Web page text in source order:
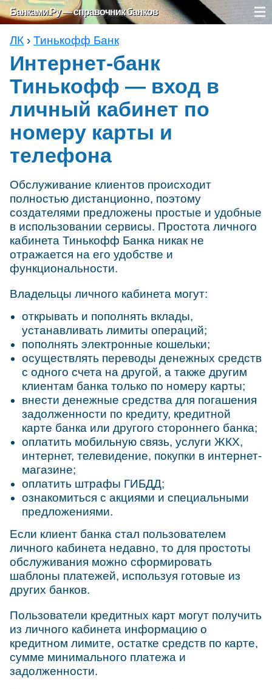
Банками.Ру — справочник банков
ЛК › Тинькофф Банк
Интернет-банк
Тинькофф — вход в
личный кабинет по
номеру карты и
телефона
Обслуживание клиентов происходит
полностью дистанционно, поэтому
создателями предложены простые и удобные
в использовании сервисы. Простота личного
кабинета Тинькофф Банка никак не
отражается на его удобстве и
функциональности.
Владельцы личного кабинета могут:
открывать и пополнять вклады,
устанавливать лимиты операций;
пополнять электронные кошельки;
осуществлять переводы денежных средств
с одного счета на другой, а также другим
клиентам банка только по номеру карты;
внести денежные средства для погашения
задолженности по кредиту, кредитной
карте банка или другого стороннего банка;
оплатить мобильную связь, услуги ЖКХ,
интернет, телевидение, покупки в интернет-
магазине;
оплатить штрафы ГИБДД;
ознакомиться с акциями и специальными
предложениями.
Если клиент банка стал пользователем
личного кабинета недавно, то для простоты
обслуживания можно сформировать
шаблоны платежей, используя готовые из
других банков.
Пользователи кредитных карт могут получить
из личного кабинета информацию о
кредитном лимите, остатке средств по карте,
сумме минимального платежа и
задолженности.